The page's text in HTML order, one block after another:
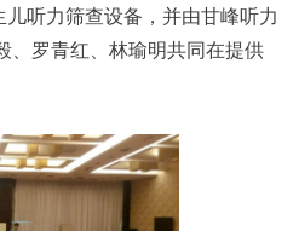
听力筛查设备，并由甘峰听力
、罗青红、林瑜明共同在提供